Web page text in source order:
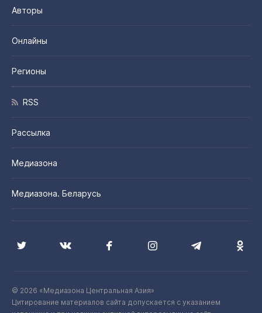
Авторы
Онлайны
Регионы
RSS
Рассылка
Медиазона
Медиазона. Беларусь
© 2026 «Медиазона Центральная Азия»
Цитирование материалов сайта допускается с указанием